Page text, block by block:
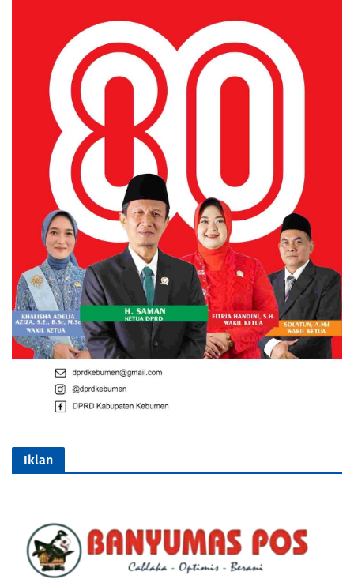
Iklan